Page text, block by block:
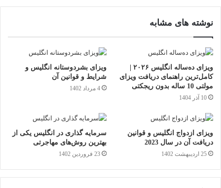
نوشته های مشابه
کامل‌ترین راهنمای دریافت ویزای
مولتی 10 ساله بدون ریجکتی
10 آذر 1404
ویزای بشردوستانه انگلیس و
شرایط و قوانین آن
4 مرداد 1402
ویزای ازدواج انگلیس و قوانین
دریافت آن در سال 2023
25 اردیبهشت 1402
سرمایه گذاری در انگلیس یکی از
بهترین روش‌های مهاجرتی
23 فروردین 1402